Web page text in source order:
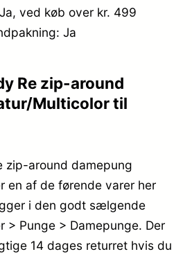
ved køb over kr. 499
Ja
Re zip-around
Multicolor til
zip-around damepung
en af de førende varer her
i den godt sælgende
> Punge > Damepunge. Der
14 dages returret hvis du